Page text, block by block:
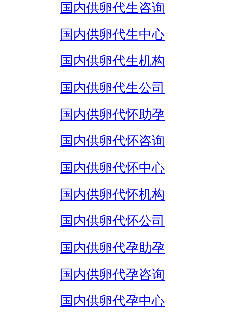
国内供卵代生咨询
国内供卵代生中心
国内供卵代生机构
国内供卵代生公司
国内供卵代怀助孕
国内供卵代怀咨询
国内供卵代怀中心
国内供卵代怀机构
国内供卵代怀公司
国内供卵代孕助孕
国内供卵代孕咨询
国内供卵代孕中心